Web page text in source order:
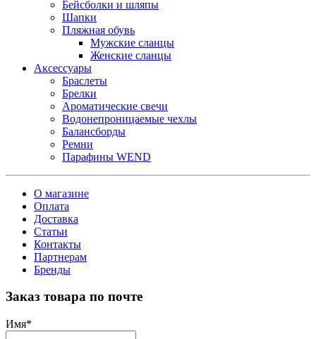
Бейсболки и шляпы
Шапки
Пляжная обувь
Мужские сланцы
Женские сланцы
Аксессуары
Браслеты
Брелки
Ароматические свечи
Водонепроницаемые чехлы
Балансборды
Ремни
Парафины WEND
О магазине
Оплата
Доставка
Статьи
Контакты
Партнерам
Бренды
Заказ товара по почте
Имя*